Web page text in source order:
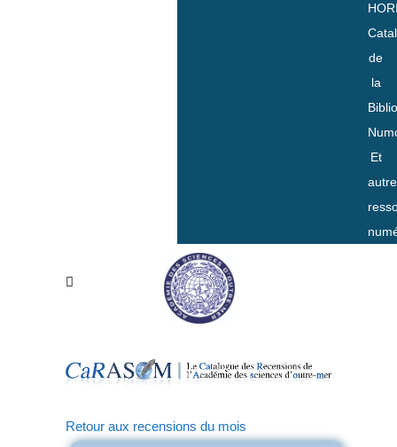
de
la
Et
Retour aux recensions du mois